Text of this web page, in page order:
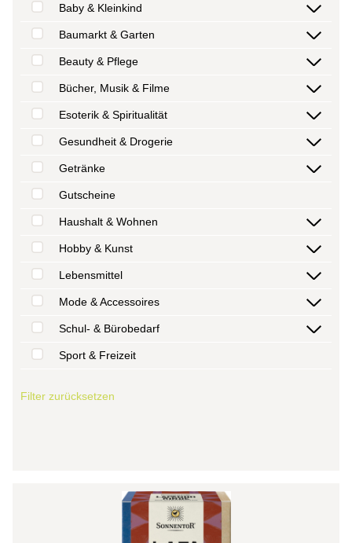
Baby & Kleinkind
Baumarkt & Garten
Beauty & Pflege
Bücher, Musik & Filme
Esoterik & Spiritualität
Gesundheit & Drogerie
Getränke
Gutscheine
Haushalt & Wohnen
Hobby & Kunst
Lebensmittel
Mode & Accessoires
Schul- & Bürobedarf
Sport & Freizeit
Filter zurücksetzen